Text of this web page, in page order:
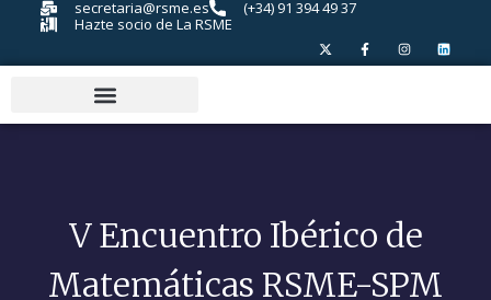
secretaria@rsme.es
(+34) 91 394 49 37
Hazte socio de La RSME
V Encuentro Ibérico de
Matemáticas RSME-SPM